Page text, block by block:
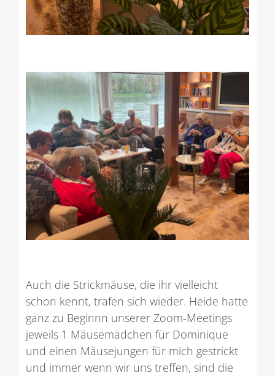
Auch die Strickmäuse, die ihr vielleicht
schon kennt, trafen sich wieder. Heide hatte
ganz zu Beginnn unserer Zoom-Meetings
jeweils 1 Mäusemädchen für Dominique
und einen Mäusejungen für mich gestrickt
und immer wenn wir uns treffen, sind die